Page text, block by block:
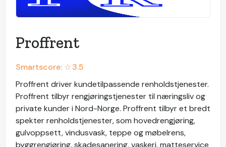
Proffrent
Smartscore: ☆3.5
Proffrent driver kundetilpassende renholdstjenester.
Proffrent tilbyr rengjøringstjenester til næringsliv og
private kunder i Nord-Norge. Proffrent tilbyr et bredt
spekter renholdstjenester, som hovedrengjøring,
gulvoppsett, vindusvask, teppe og møbelrens,
byggrengjøring, skadesanering, vaskeri, matteservice